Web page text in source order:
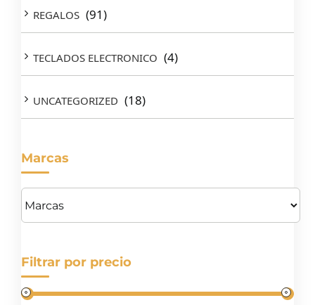
REGALOS (91)
TECLADOS ELECTRONICO (4)
UNCATEGORIZED (18)
Marcas
Filtrar por precio